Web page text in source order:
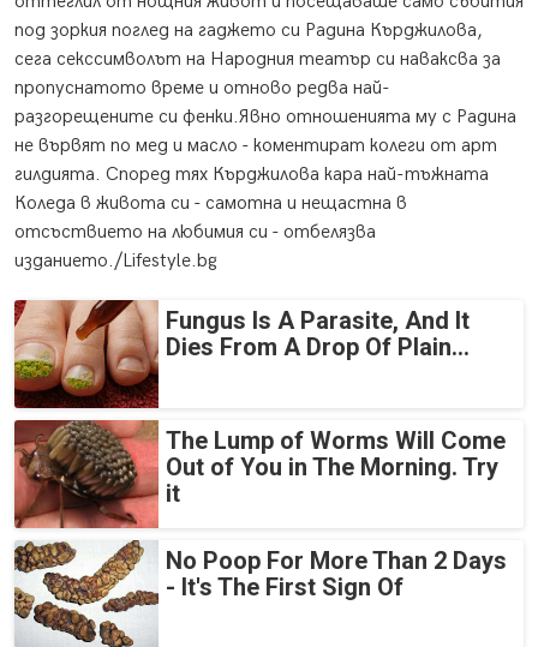
под зоркия поглед на гаджето си Радина Кърджилова,
сега секссимволът на Народния театър си наваксва за
пропуснатото време и отново редва най-
разгорещените си фенки.Явно отношенията му с Радина
не вървят по мед и масло - коментират колеги от арт
гилдията. Според тях Кърджилова кара най-тъжната
Коледа в живота си - самотна и нещастна в
отсъствието на любимия си - отбелязва
изданието./Lifestyle.bg
Fungus Is A Parasite, And It
Dies From A Drop Of Plain...
The Lump of Worms Will Come
Out of You in The Morning. Try
it
No Poop For More Than 2 Days
- It's The First Sign Of